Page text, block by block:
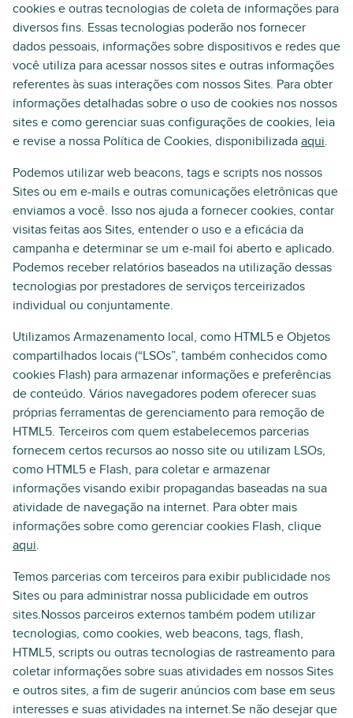
cookies e outras tecnologias de coleta de informações para
diversos fins. Essas tecnologias poderão nos fornecer
dados pessoais, informações sobre dispositivos e redes que
você utiliza para acessar nossos sites e outras informações
referentes às suas interações com nossos Sites. Para obter
informações detalhadas sobre o uso de cookies nos nossos
sites e como gerenciar suas configurações de cookies, leia
e revise a nossa Política de Cookies, disponibilizada aqui.
Podemos utilizar web beacons, tags e scripts nos nossos
Sites ou em e-mails e outras comunicações eletrônicas que
enviamos a você. Isso nos ajuda a fornecer cookies, contar
visitas feitas aos Sites, entender o uso e a eficácia da
campanha e determinar se um e-mail foi aberto e aplicado.
Podemos receber relatórios baseados na utilização dessas
tecnologias por prestadores de serviços terceirizados
individual ou conjuntamente.
Utilizamos Armazenamento local, como HTML5 e Objetos
compartilhados locais (“LSOs”, também conhecidos como
cookies Flash) para armazenar informações e preferências
de conteúdo. Vários navegadores podem oferecer suas
próprias ferramentas de gerenciamento para remoção de
HTML5. Terceiros com quem estabelecemos parcerias
fornecem certos recursos ao nosso site ou utilizam LSOs,
como HTML5 e Flash, para coletar e armazenar
informações visando exibir propagandas baseadas na sua
atividade de navegação na internet. Para obter mais
informações sobre como gerenciar cookies Flash, clique
aqui.
Temos parcerias com terceiros para exibir publicidade nos
Sites ou para administrar nossa publicidade em outros
sites.Nossos parceiros externos também podem utilizar
tecnologias, como cookies, web beacons, tags, flash,
HTML5, scripts ou outras tecnologias de rastreamento para
coletar informações sobre suas atividades em nossos Sites
e outros sites, a fim de sugerir anúncios com base em seus
interesses e suas atividades na internet.Se não desejar que